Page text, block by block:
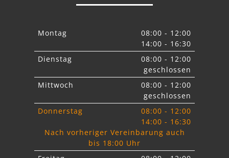
Montag
08:00 - 12:00
14:00 - 16:30
Dienstag
08:00 - 12:00
geschlossen
Mittwoch
08:00 - 12:00
geschlossen
Donnerstag
08:00 - 12:00
14:00 - 16:30
Nach vorheriger Vereinbarung auch
bis 18:00 Uhr